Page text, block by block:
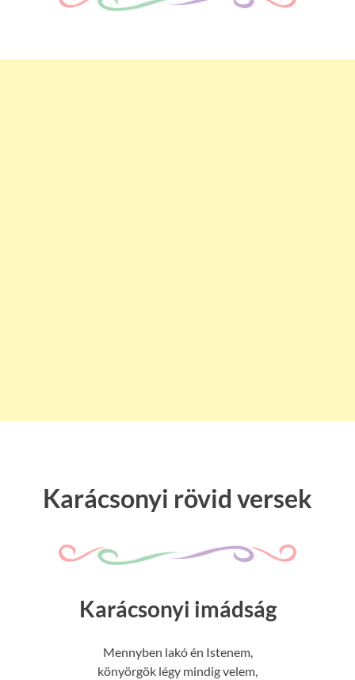
Karácsonyi rövid versek
Karácsonyi imádság
Mennyben lakó én Istenem,
könyörgök légy mindig velem,